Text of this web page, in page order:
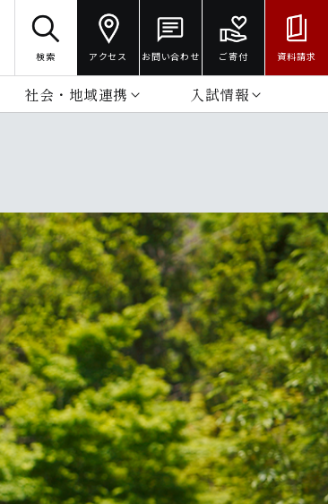
検索 アクセス お問い合わせ ご寄付 資料請求
社会・地域連携 入試情報